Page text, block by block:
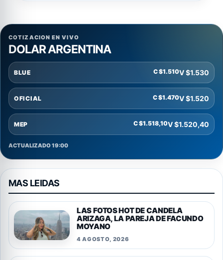
COTIZACION EN VIVO
DOLAR ARGENTINA
BLUE C $1.510V $1.530
OFICIAL C $1.470V $1.520
MEP C $1.518,10V $1.520,40
ACTUALIZADO 19:00
MAS LEIDAS
LAS FOTOS HOT DE CANDELA
ARIZAGA, LA PAREJA DE FACUNDO
MOYANO
4 AGOSTO, 2026